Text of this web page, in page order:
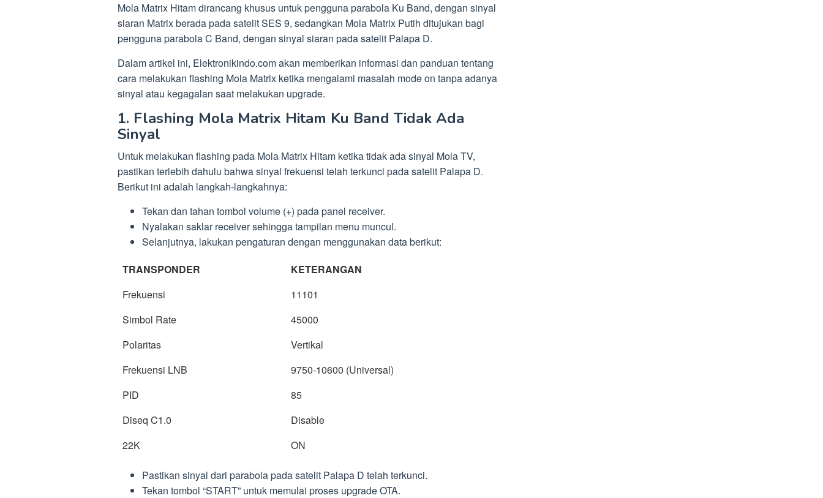
Mola Matrix Hitam dirancang khusus untuk pengguna parabola Ku Band, dengan sinyal
siaran Matrix berada pada satelit SES 9, sedangkan Mola Matrix Putih ditujukan bagi
pengguna parabola C Band, dengan sinyal siaran pada satelit Palapa D.
Dalam artikel ini, Elektronikindo.com akan memberikan informasi dan panduan tentang
cara melakukan flashing Mola Matrix ketika mengalami masalah mode on tanpa adanya
sinyal atau kegagalan saat melakukan upgrade.
1. Flashing Mola Matrix Hitam Ku Band Tidak Ada
Sinyal
Untuk melakukan flashing pada Mola Matrix Hitam ketika tidak ada sinyal Mola TV,
pastikan terlebih dahulu bahwa sinyal frekuensi telah terkunci pada satelit Palapa D.
Berikut ini adalah langkah-langkahnya:
Tekan dan tahan tombol volume (+) pada panel receiver.
Nyalakan saklar receiver sehingga tampilan menu muncul.
Selanjutnya, lakukan pengaturan dengan menggunakan data berikut:
TRANSPONDER
KETERANGAN
Frekuensi
11101
Simbol Rate
45000
Polaritas
Vertikal
Frekuensi LNB
9750-10600 (Universal)
PID
85
Diseq C1.0
Disable
22K
ON
Pastikan sinyal dari parabola pada satelit Palapa D telah terkunci.
Tekan tombol “START” untuk memulai proses upgrade OTA.